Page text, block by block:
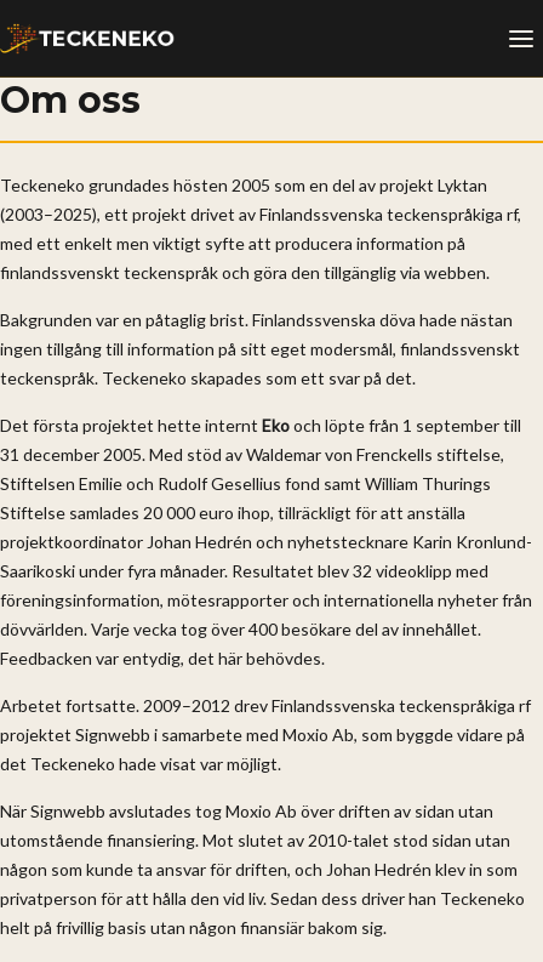
Om oss
Teckeneko grundades hösten 2005 som en del av projekt Lyktan
(2003–2025), ett projekt drivet av Finlandssvenska teckenspråkiga rf,
med ett enkelt men viktigt syfte att producera information på
finlandssvenskt teckenspråk och göra den tillgänglig via webben.
Bakgrunden var en påtaglig brist. Finlandssvenska döva hade nästan
ingen tillgång till information på sitt eget modersmål, finlandssvenskt
teckenspråk. Teckeneko skapades som ett svar på det.
Det första projektet hette internt Ekooch löpte från 1 september till
31 december 2005. Med stöd av Waldemar von Frenckells stiftelse,
Stiftelsen Emilie och Rudolf Gesellius fond samt William Thurings
Stiftelse samlades 20 000 euro ihop, tillräckligt för att anställa
projektkoordinator Johan Hedrén och nyhetstecknare Karin Kronlund-
Saarikoski under fyra månader. Resultatet blev 32 videoklipp med
föreningsinformation, mötesrapporter och internationella nyheter från
dövvärlden. Varje vecka tog över 400 besökare del av innehållet.
Feedbacken var entydig, det här behövdes.
Arbetet fortsatte. 2009–2012 drev Finlandssvenska teckenspråkiga rf
projektet Signwebb i samarbete med Moxio Ab, som byggde vidare på
det Teckeneko hade visat var möjligt.
När Signwebb avslutades tog Moxio Ab över driften av sidan utan
utomstående finansiering. Mot slutet av 2010-talet stod sidan utan
någon som kunde ta ansvar för driften, och Johan Hedrén klev in som
privatperson för att hålla den vid liv. Sedan dess driver han Teckeneko
helt på frivillig basis utan någon finansiär bakom sig.